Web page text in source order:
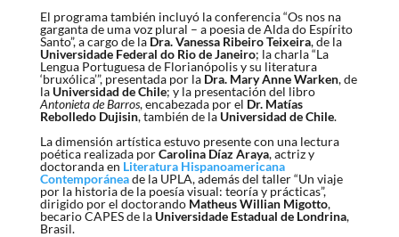
El programa también incluyó la conferencia “Os nos na
garganta de uma voz plural – a poesia de Alda do Espírito
Santo”, a cargo de la Dra. Vanessa Ribeiro Teixeira, de la
Universidade Federal do Rio de Janeiro; la charla “La
Lengua Portuguesa de Florianópolis y su literatura
‘bruxólica’”, presentada por la Dra. Mary Anne Warken, de
la Universidad de Chile; y la presentación del libro
Antonieta de Barros, encabezada por el Dr. Matías
Rebolledo Dujisin, también de la Universidad de Chile.
La dimensión artística estuvo presente con una lectura
poética realizada porCarolina Díaz Araya, actriz y
doctoranda en Literatura Hispanoamericana
Contemporáneade la UPLA, además del taller “Un viaje
por la historia de la poesía visual: teoría y prácticas”,
dirigido por el doctorando Matheus Willian Migotto,
becario CAPES de la Universidade Estadual de Londrina,
Brasil.